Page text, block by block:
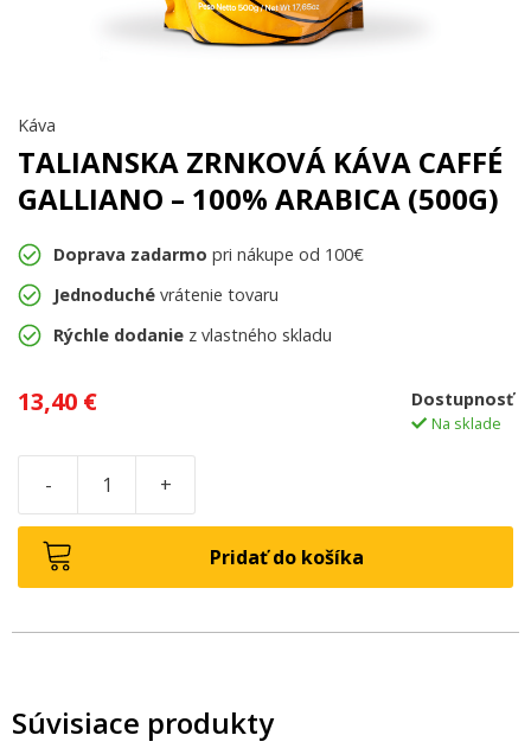
Káva
TALIANSKA ZRNKOVÁ KÁVA CAFFÉ
GALLIANO – 100% ARABICA (500G)
Doprava zadarmo pri nákupe od 100€
Jednoduché vrátenie tovaru
Rýchle dodanie z vlastného skladu
13,40 € Dostupnosť
Na sklade
-
Talianska
zrnková
káva
Galliano
Arabica
+
Pridať do košíka
Súvisiace produkty